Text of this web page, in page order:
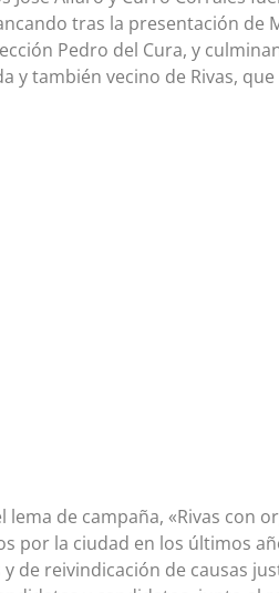
tras la presentación de
Pedro del Cura, y
y también vecino de Rivas,
de campaña, «Rivas con
por la ciudad en los últimos
de reivindicación de causas